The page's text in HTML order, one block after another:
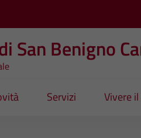
San Benigno
Servizi Vivere